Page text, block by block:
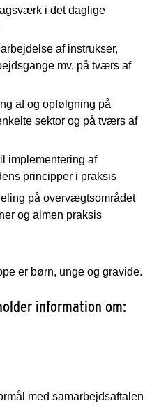
i det daglige
af instrukser,
mv. på tværs af
af og opfølgning på
sektor og på tværs af
implementering af
principper i praksis
på overvægtsområdet
og almen praksis
er børn, unge og gravide.
information om:
med samarbejdsaftalen